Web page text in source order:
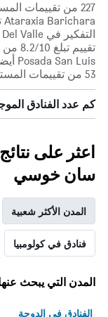
53 من تقييمات المستخدمين
كم عدد الفنادق
اعثر على
سان خوسي
المدن الأكثر شعبية
فنادق في كولومبيا
المدن التي يبحث
الفنادق في الدوحة